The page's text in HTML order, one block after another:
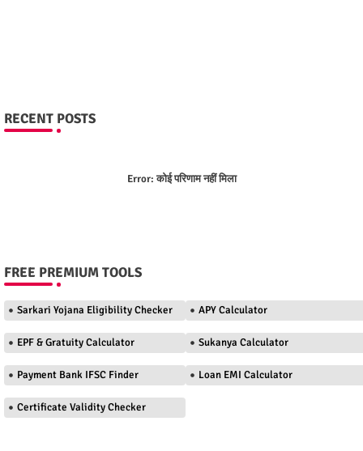
RECENT POSTS
Error:कोई परिणाम नहीं मिला
FREE PREMIUM TOOLS
Sarkari Yojana Eligibility Checker APY Calculator
EPF & Gratuity Calculator Sukanya Calculator
Payment Bank IFSC Finder Loan EMI Calculator
Certificate Validity Checker